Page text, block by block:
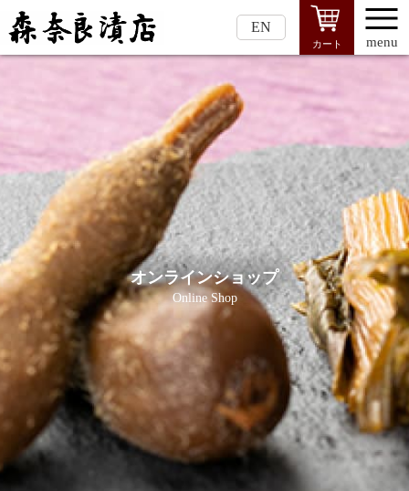
EN
カート menu
オンラインショップ
Online Shop